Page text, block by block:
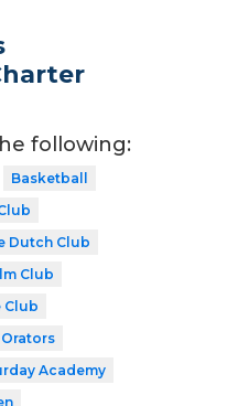
following:
Basketball
Dutch Club
Club
Club
Orators
Academy